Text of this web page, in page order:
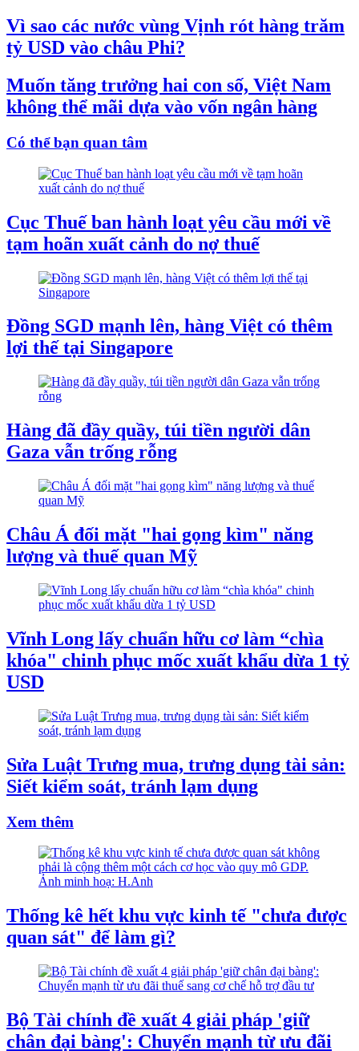
Vì sao các nước vùng Vịnh rót hàng trăm
tỷ USD vào châu Phi?
Muốn tăng trưởng hai con số, Việt Nam
không thể mãi dựa vào vốn ngân hàng
Có thể bạn quan tâm
Cục Thuế ban hành loạt yêu cầu mới về
tạm hoãn xuất cảnh do nợ thuế
Đồng SGD mạnh lên, hàng Việt có thêm
lợi thế tại Singapore
Hàng đã đầy quầy, túi tiền người dân
Gaza vẫn trống rỗng
Châu Á đối mặt "hai gọng kìm" năng
lượng và thuế quan Mỹ
Vĩnh Long lấy chuẩn hữu cơ làm “chìa
khóa" chinh phục mốc xuất khẩu dừa 1 tỷ
USD
Sửa Luật Trưng mua, trưng dụng tài sản:
Siết kiểm soát, tránh lạm dụng
Xem thêm
Thống kê hết khu vực kinh tế "chưa được
quan sát" để làm gì?
Bộ Tài chính đề xuất 4 giải pháp 'giữ
chân đại bàng': Chuyển mạnh từ ưu đãi